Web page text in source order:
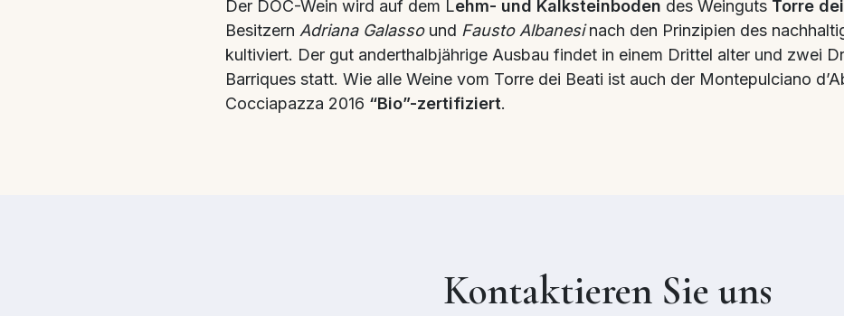
Der DOC-Wein wird auf dem Lehm- und Kalksteinboden des Weinguts Torre
Besitzern Adriana Galassound Fausto Albanesinach den Prinzipien des
kultiviert. Der gut anderthalbjährige Ausbau findet in einem Drittel alter und zwei
Barriques statt. Wie alle Weine vom Torre dei Beati ist auch der Montepulciano
Cocciapazza 2016 “Bio”-zertifiziert.
Kontaktieren Sie uns